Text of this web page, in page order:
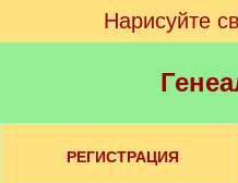
Нарисуйте
РЕГИСТРАЦИЯ